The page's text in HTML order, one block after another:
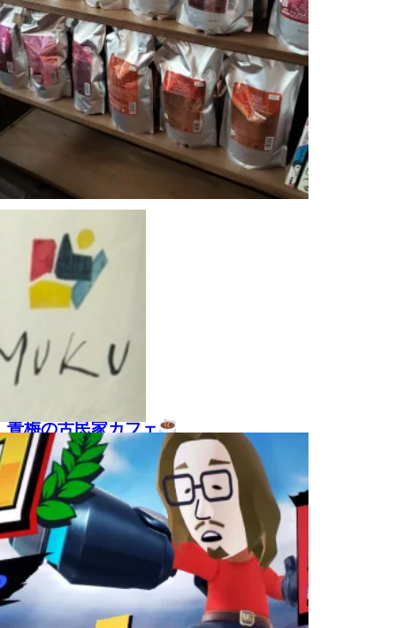
2020年！Flamingo売れ筋商品ト...
青梅の古民家カフェ
2020.10.06